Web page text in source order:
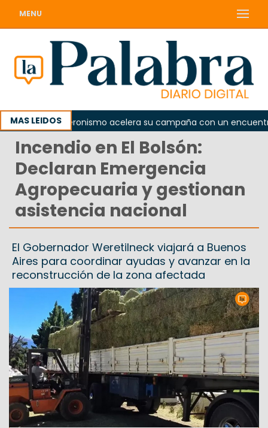
MENU
MAS LEIDOS
El peronismo acelera su campaña con un encuentro
Incendio en El Bolsón:
Declaran Emergencia
Agropecuaria y gestionan
asistencia nacional
El Gobernador Weretilneck viajará a Buenos
Aires para coordinar ayudas y avanzar en la
reconstrucción de la zona afectada